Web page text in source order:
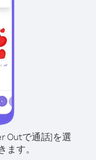
Outで通話]を選
す。